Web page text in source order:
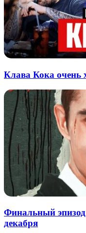
Клава Кока очень
Финальный
декабря